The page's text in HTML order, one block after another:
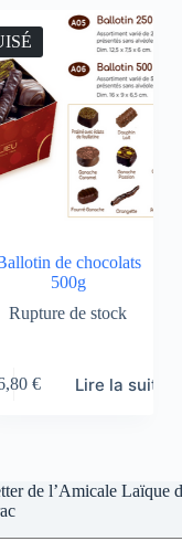
de chocolats
500g
Rupture de stock
€ Lire la suite
de l’Amicale Laïque